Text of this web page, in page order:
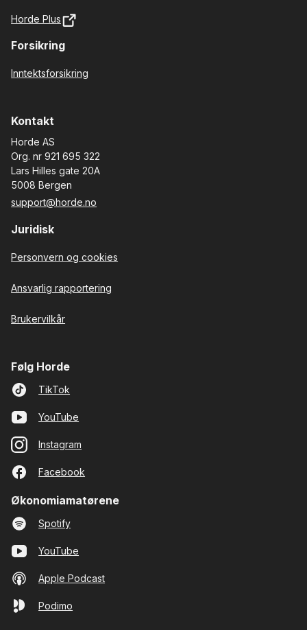
Horde Plus
Forsikring
Inntektsforsikring
Kontakt
Horde AS
Org. nr 921 695 322
Lars Hilles gate 20A
5008 Bergen
support@horde.no
Juridisk
Personvern og cookies
Ansvarlig rapportering
Brukervilkår
Følg Horde
TikTok
YouTube
Instagram
Facebook
Økonomiamatørene
Spotify
YouTube
Apple Podcast
Podimo